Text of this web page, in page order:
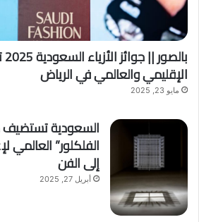
الإقليمي والعالمي في الرياض
مايو 23, 2025
السعودية
الفلكلور”
إلى الفن
أبريل 27, 2025